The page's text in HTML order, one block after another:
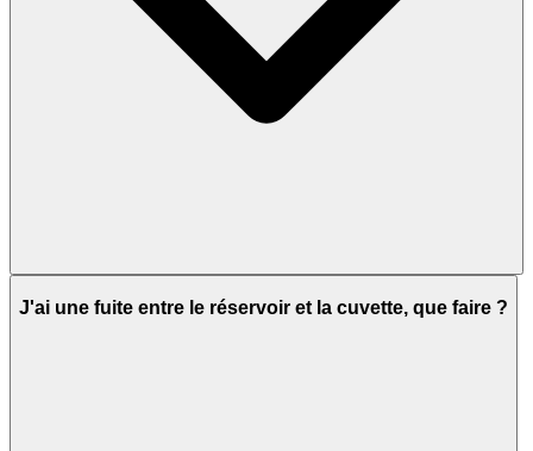
J'ai une fuite entre le réservoir et la cuvette, que faire ?